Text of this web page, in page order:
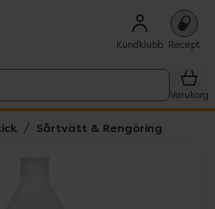
Kundklubb Recept
Varukorg
Sårtvätt & Rengöring